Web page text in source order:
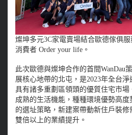
燦坤多元3C家電賣場結合歐德傢俱
消費者 Order your life。
此次歐德與燦坤合作的首間WanDau
展核心地帶的北屯，是2023年全台淨
具有諸多重劃區領頭的優質住宅市場
成熟的生活機能，種種環境優勢高
的選址策略，新建案帶動新住戶裝修
雙倍以上的業績提升。